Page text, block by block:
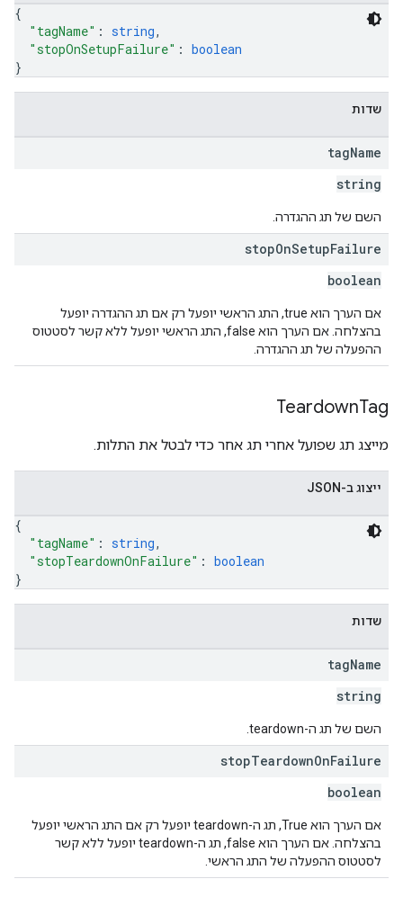
{
"tagName" : string,
"stopOnSetupFailure" : boolean
}
שדות
tagName
string
השם של תג ההגדרה.
stopOnSetupFailure
boolean
אם הערך הוא true, התג הראשי יופעל רק אם תג ההגדרה יופעל
בהצלחה. אם הערך הוא false, התג הראשי יופעל ללא קשר לסטטוס
ההפעלה של תג ההגדרה.
TeardownTag
מייצג תג שפועל אחרי תג אחר כדי לבטל את התלות.
ייצוג ב-JSON
{
"tagName" : string,
"stopTeardownOnFailure" : boolean
}
שדות
tagName
string
השם של תג ה-teardown.
stopTeardownOnFailure
boolean
אם הערך הוא True, תג ה-teardown יופעל רק אם התג הראשי יופעל
בהצלחה. אם הערך הוא false, תג ה-teardown יופעל ללא קשר
לסטטוס ההפעלה של התג הראשי.